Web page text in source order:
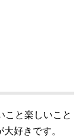
こと楽しいこと
好きです。